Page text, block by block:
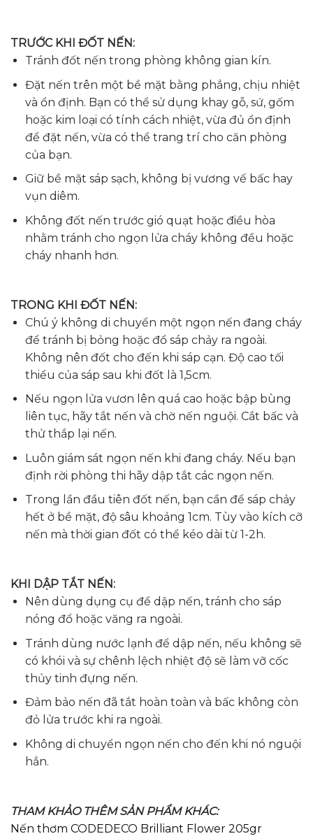
TRƯỚC KHI ĐỐT NẾN:
Tránh đốt nến trong phòng không gian kín.
Đặt nến trên một bề mặt bằng phẳng, chịu nhiệt
và ổn định. Bạn có thể sử dụng khay gỗ, sứ, gốm
hoặc kim loại có tính cách nhiệt, vừa đủ ổn định
để đặt nến, vừa có thể trang trí cho căn phòng
của bạn.
Giữ bề mặt sáp sạch, không bị vương vế bấc hay
vụn diêm.
Không đốt nến trước gió quạt hoặc điều hòa
nhằm tránh cho ngọn lửa cháy không đều hoặc
cháy nhanh hơn.
TRONG KHI ĐỐT NẾN:
Chú ý không di chuyển một ngọn nến đang cháy
để tránh bị bỏng hoặc đổ sáp chảy ra ngoài.
Không nên đốt cho đến khi sáp cạn. Độ cao tối
thiểu của sáp sau khi đốt là 1,5cm.
Nếu ngọn lửa vươn lên quá cao hoặc bập bùng
liên tục, hãy tắt nến và chờ nến nguội. Cắt bấc và
thử thắp lại nến.
Luôn giám sát ngọn nến khi đang cháy. Nếu bạn
định rời phòng thi hãy dập tắt các ngọn nến.
Trong lần đầu tiên đốt nến, bạn cần để sáp chảy
hết ở bề mặt, độ sâu khoảng 1cm. Tùy vào kích cỡ
nến mà thời gian đốt có thể kéo dài từ 1-2h.
KHI DẬP TẮT NẾN:
Nên dùng dụng cụ để dập nến, tránh cho sáp
nóng đổ hoặc văng ra ngoài.
Tránh dùng nước lạnh để dập nến, nếu không sẽ
có khói và sự chênh lệch nhiệt độ sẽ làm vỡ cốc
thủy tinh đựng nến.
Đảm bảo nến đã tắt hoàn toàn và bấc không còn
đỏ lửa trước khi ra ngoài.
Không di chuyển ngọn nến cho đến khi nó nguội
hẳn.
THAM KHẢO THÊM SẢN PHẨM KHÁC:
Nến thơm CODEDECO Brilliant Flower 205gr